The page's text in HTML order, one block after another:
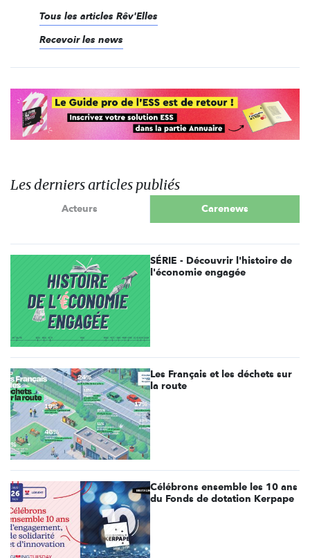
Tous les articles Rêv'Elles
Recevoir les news
Les derniers articles publiés
Acteurs Carenews
SÉRIE - Découvrir l'histoire de
l'économie engagée
Les Français et les déchets sur
la route
Célébrons ensemble les 10 ans
du Fonds de dotation Kerpape